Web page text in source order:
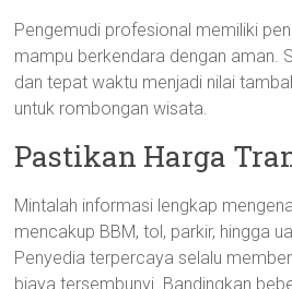
Pengemudi profesional memiliki
mampu berkendara dengan aman.
dan tepat waktu menjadi nilai
untuk rombongan wisata.
Pastikan Harga
Mintalah informasi lengkap
mencakup BBM, tol, parkir, hingga
Penyedia terpercaya selalu
biaya tersembunyi. Bandingkan